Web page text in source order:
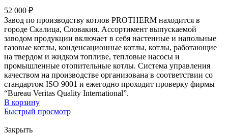
52 000 ₽
Завод по производству котлов PROTHERM находится в
городе Скалица, Словакия. Ассортимент выпускаемой
заводом продукции включает в себя настенные и напольные
газовые котлы, конденсационные котлы, котлы, работающие
на твердом и жидком топливе, тепловые насосы и
промышленные отопительные котлы. Система управления
качеством на производстве организована в соответствии со
стандартом ISO 9001 и ежегодно проходит проверку фирмы
“Bureau Veritas Quality International”.
В корзину
Быстрый просмотр
Закрыть